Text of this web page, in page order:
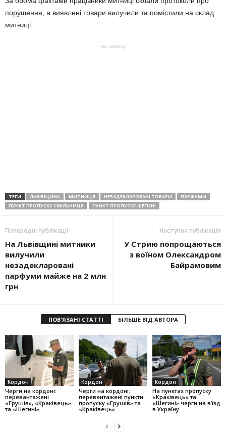
порушення, а виявлені товари вилучили та помістили на склад
митниці.
На замітку
ТЕГИ ЛЬВІВЩИНА МИТНИЦЯ НЕЗАДЕКЛАРОВАНІ ТОВАРИ
ПАРФУМИ
ПУНКТ ПРОПУСКУ СМІЛЬНИЦЯ
ПУНКТ ПРОПУСКУ ШЕГИНІ
Попередні публікації
На Львівщині митники
вилучили
незадекларовані
парфуми майже на 2 млн
грн
Наступна публікація
У Стрию попрощаються
з воїном Олександром
Байрамовим
ПОВ'ЯЗАНІ СТАТТІ БІЛЬШЕ ВІД АВТОРА
Кордон
Черги на кордоні:
перевантажені
«Грушів», «Краківець»
та «Шегині»
Кордон
Черги на кордоні:
перевантажені пункти
пропуску «Грушів» та
«Краківець»
Кордон
На пунктах пропуску
«Краківець» та
«Шегині» черги на в’їзд
в Україну